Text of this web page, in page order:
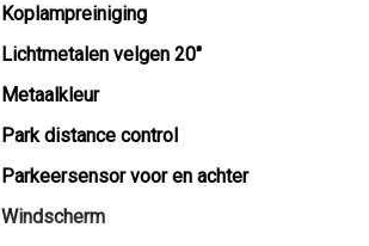
Koplampreiniging
Lichtmetalen velgen 20"
Metaalkleur
Park distance control
Parkeersensor voor en achter
Windscherm